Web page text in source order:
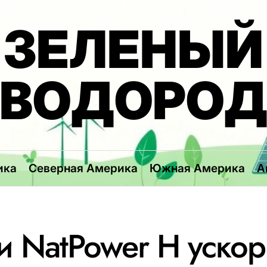
ЗЕЛЕНЫЙ
ВОДОРОД
Северная Америка Южная Америка
NatPower H